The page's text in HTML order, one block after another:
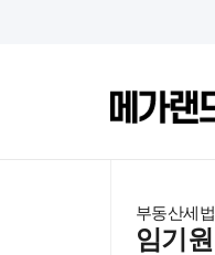
부동산세법
임기원